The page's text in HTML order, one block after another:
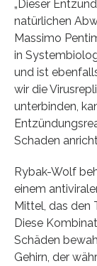
„Dieser
natürlichen
Massimo
in
und ist
wir die
unterbinden,
Schaden
Rybak-Wolf
einem
Mittel, das den
Diese
Schäden
Gehirn, der